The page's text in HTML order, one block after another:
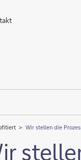
Wir stellen die